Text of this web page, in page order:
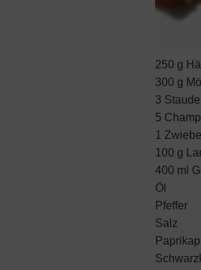
250 g
300 g
3
5
1 Zwiebel
100 g
400 ml
Öl
Pfeffer
Salz